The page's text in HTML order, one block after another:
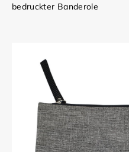
bedruckter Banderole